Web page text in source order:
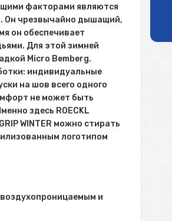
факторами являются
Он чрезвычайно дышащий,
он обеспечивает
Для этой зимней
Micro Bemberg.
индивидуальные
на шов всего одного
не может быть
здесь ROECKL
WINTER можно стирать
логотипом
и